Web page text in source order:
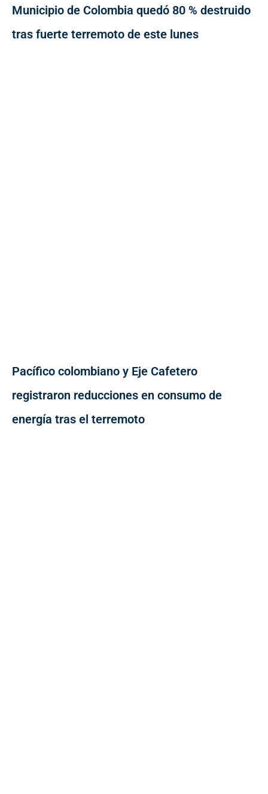
Municipio de Colombia quedó 80 % destruido
tras fuerte terremoto de este lunes
Pacífico colombiano y Eje Cafetero
registraron reducciones en consumo de
energía tras el terremoto